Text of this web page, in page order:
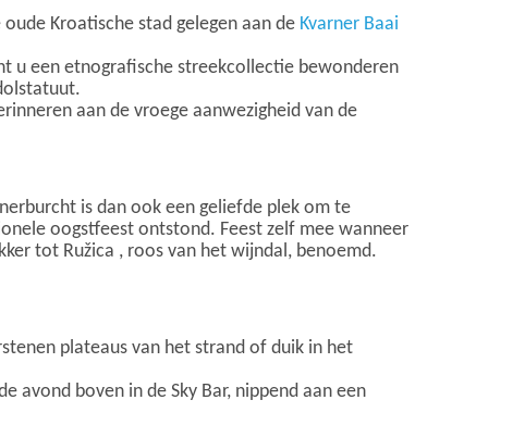
Kroatische stad gelegen aan de Kvarner Baai
u een etnografische streekcollectie bewonderen
aan de vroege aanwezigheid van de
is dan ook een geliefde plek om te
oogstfeest ontstond. Feest zelf mee wanneer
tot Ružica , roos van het wijndal, benoemd.
plateaus van het strand of duik in het
avond boven in de Sky Bar, nippend aan een